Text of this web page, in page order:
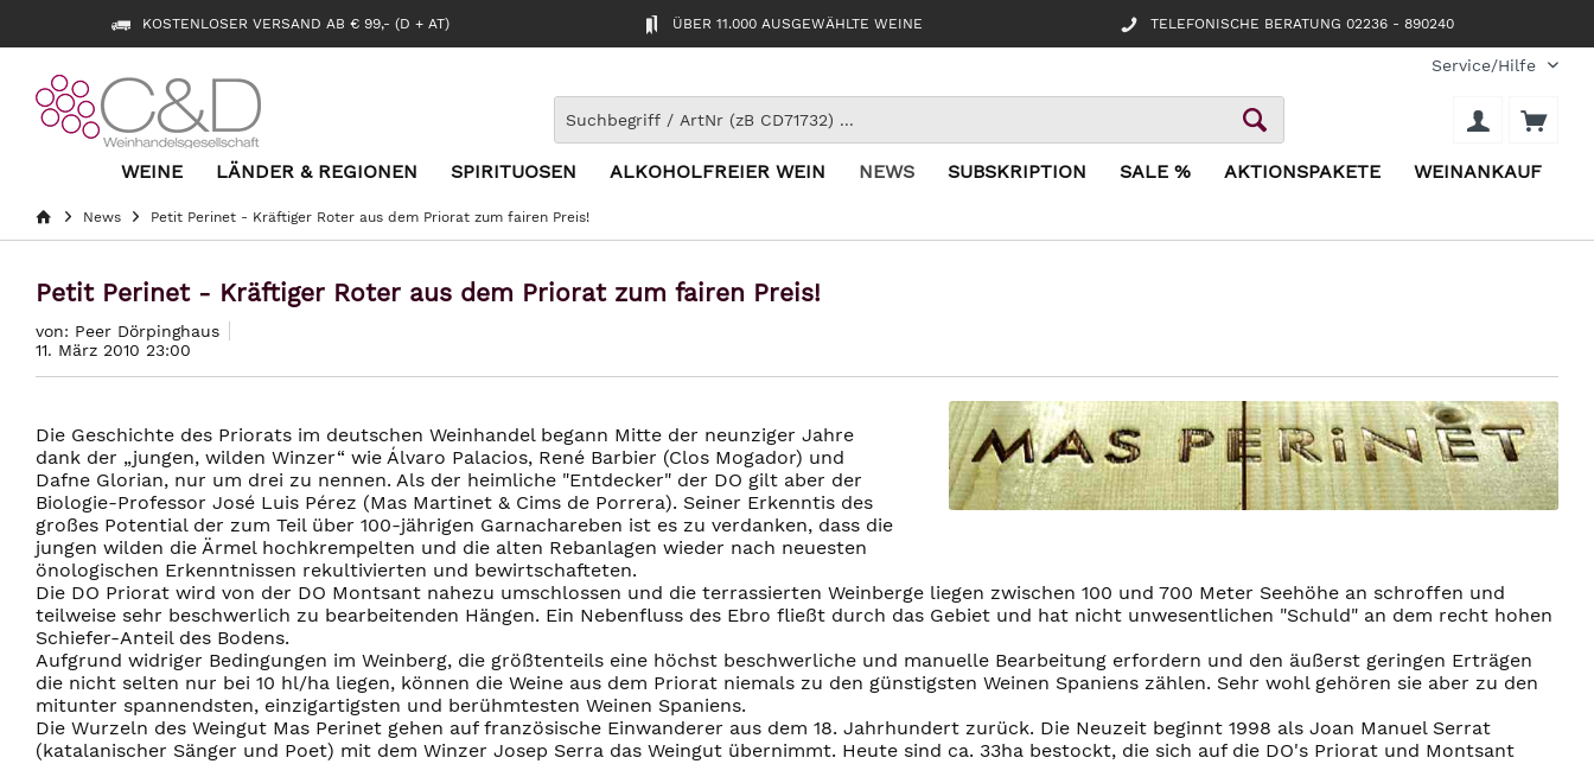
KOSTENLOSER VERSAND AB € 99,- (D + AT) ÜBER 11.000 AUSGEWÄHLTE WEINE TELEFONISCHE BERATUNG 02236 - 890240
Service/Hilfe
WEINE LÄNDER & REGIONEN SPIRITUOSEN ALKOHOLFREIER WEIN NEWS SUBSKRIPTION SALE % AKTIONSPAKETE WEINANKAUF
News Petit Perinet - Kräftiger Roter aus dem Priorat zum fairen Preis!
Petit Perinet - Kräftiger Roter aus dem Priorat zum fairen Preis!
von: Peer Dörpinghaus
11. März 2010 23:00
Die Geschichte des Priorats im deutschen Weinhandel begann Mitte der neunziger Jahre
dank der „jungen, wilden Winzer“ wie Álvaro Palacios, René Barbier (Clos Mogador) und
Dafne Glorian, nur um drei zu nennen. Als der heimliche "Entdecker" der DO gilt aber der
Biologie-Professor José Luis Pérez (Mas Martinet & Cims de Porrera). Seiner Erkenntis des
großes Potential der zum Teil über 100-jährigen Garnachareben ist es zu verdanken, dass die
jungen wilden die Ärmel hochkrempelten und die alten Rebanlagen wieder nach neuesten
önologischen Erkenntnissen rekultivierten und bewirtschafteten.
Die DO Priorat wird von der DO Montsant nahezu umschlossen und die terrassierten Weinberge liegen zwischen 100 und 700 Meter Seehöhe an schroffen und
teilweise sehr beschwerlich zu bearbeitenden Hängen. Ein Nebenfluss des Ebro fließt durch das Gebiet und hat nicht unwesentlichen "Schuld" an dem recht hohen
Schiefer-Anteil des Bodens.
Aufgrund widriger Bedingungen im Weinberg, die größtenteils eine höchst beschwerliche und manuelle Bearbeitung erfordern und den äußerst geringen Erträgen
die nicht selten nur bei 10 hl/ha liegen, können die Weine aus dem Priorat niemals zu den günstigsten Weinen Spaniens zählen. Sehr wohl gehören sie aber zu den
mitunter spannendsten, einzigartigsten und berühmtesten Weinen Spaniens.
Die Wurzeln des Weingut Mas Perinet gehen auf französische Einwanderer aus dem 18. Jahrhundert zurück. Die Neuzeit beginnt 1998 als Joan Manuel Serrat
(katalanischer Sänger und Poet) mit dem Winzer Josep Serra das Weingut übernimmt. Heute sind ca. 33ha bestockt, die sich auf die DO's Priorat und Montsant